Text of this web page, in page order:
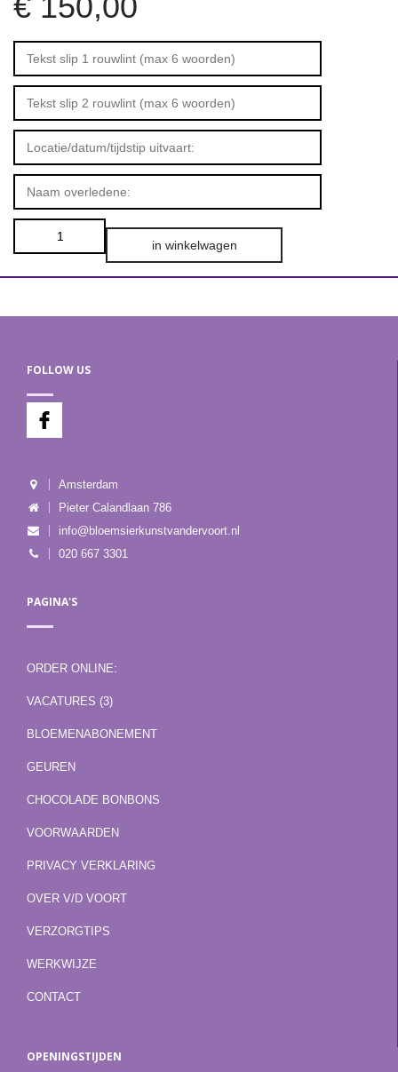
in winkelwagen
FOLLOW US
Amsterdam
Pieter Calandlaan 786
info@bloemsierkunstvandervoort.nl
020 667 3301
PAGINA'S
ORDER ONLINE:
VACATURES (3)
BLOEMENABONEMENT
GEUREN
CHOCOLADE BONBONS
VOORWAARDEN
PRIVACY VERKLARING
OVER V/D VOORT
VERZORGTIPS
WERKWIJZE
CONTACT
OPENINGSTIJDEN